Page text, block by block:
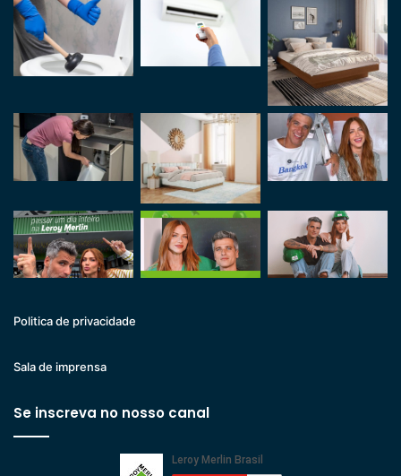
Politica de privacidade
Sala de imprensa
Se inscreva no nosso canal